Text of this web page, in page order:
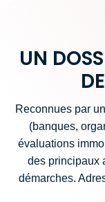
UN
Reconnues par
(banques,
évaluations
des principaux
démarches.